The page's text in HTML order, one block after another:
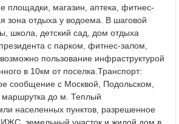
площадки, магазин, аптека, фитнес-
зона отдыха у водоема. В шаговой
школа, детский сад, дом отдыха
с парком, фитнес-залом,
пользование инфраструктурой
в 10км от поселка. Транспорт:
сообщение с Москвой, Подольском,
маршрутка до м. Теплый
населенных пунктов, разрешенное
ИЖС, земельный участок и жилой дом в